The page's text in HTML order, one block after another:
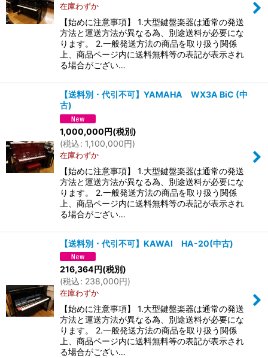
在庫わずか
【始めに注意事項】 1.大型鍵盤楽器は通常の発送
方法と運送方法が異なる為、別途送料が必要にな
ります。 2.一般発送方法の商品を取り扱う関係
上、商品ページ内に送料無料等の表記が表示され
る場合がござい…
【送料別・代引不可】YAMAHA WX3A BiC (中
古)
1,000,000円(税別)
(税込: 1,100,000円)
在庫わずか
【始めに注意事項】 1.大型鍵盤楽器は通常の発送
方法と運送方法が異なる為、別途送料が必要にな
ります。 2.一般発送方法の商品を取り扱う関係
上、商品ページ内に送料無料等の表記が表示され
る場合がござい…
【送料別・代引不可】KAWAI HA-20(中古)
216,364円(税別)
(税込: 238,000円)
在庫わずか
【始めに注意事項】 1.大型鍵盤楽器は通常の発送
方法と運送方法が異なる為、別途送料が必要にな
ります。 2.一般発送方法の商品を取り扱う関係
上、商品ページ内に送料無料等の表記が表示され
る場合がござい…